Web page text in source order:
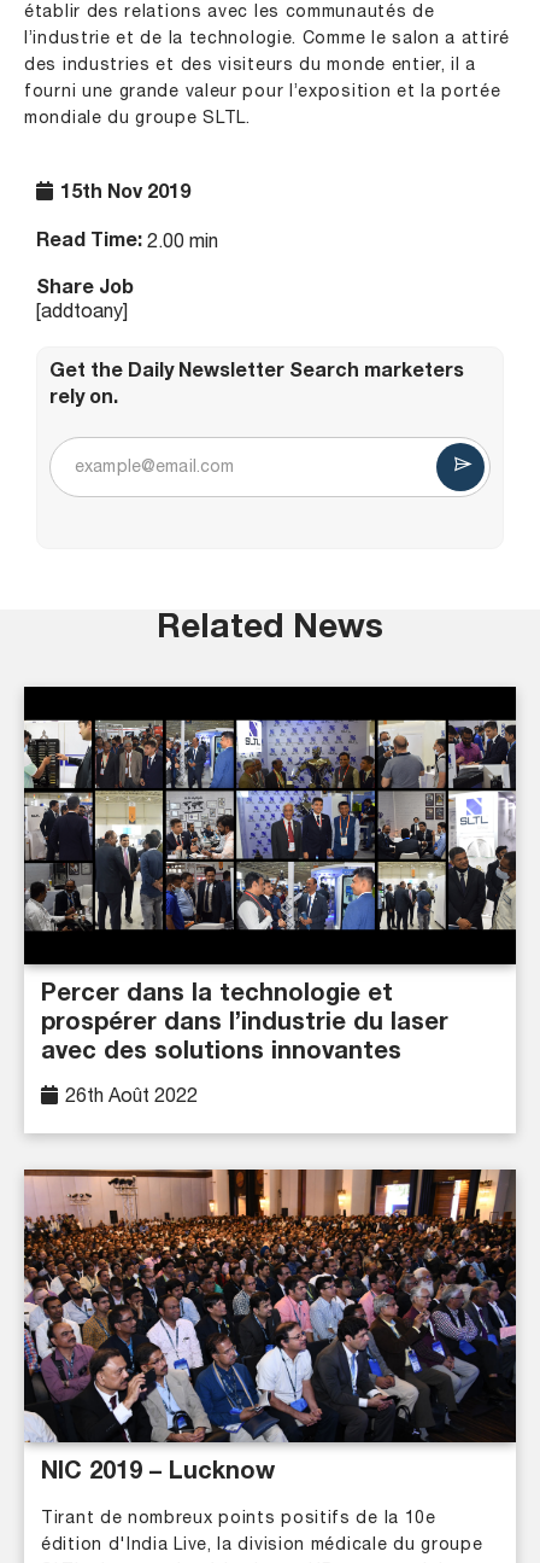
15th Nov 2019
Read Time: 2.00 min
Share Job
[addtoany]
Get the Daily Newsletter Search marketers
rely on.
établir des relations avec les communautés de
l’industrie et de la technologie. Comme le salon a attiré
des industries et des visiteurs du monde entier, il a
fourni une grande valeur pour l’exposition et la portée
mondiale du groupe SLTL.
Related News
Percer dans la technologie et
prospérer dans l’industrie du laser
avec des solutions innovantes
26th Août 2022
NIC 2019 – Lucknow
Tirant de nombreux points positifs de la 10e
édition d'India Live, la division médicale du groupe